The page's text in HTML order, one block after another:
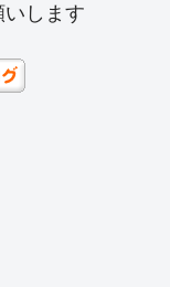
e
sk
y
いします